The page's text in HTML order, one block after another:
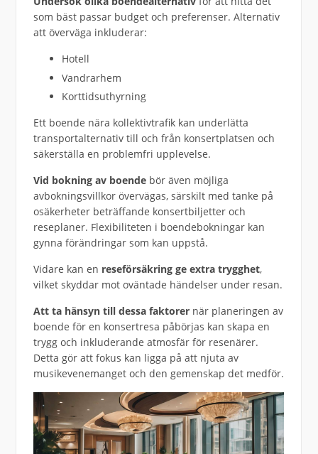
som bäst passar budget och preferenser. Alternativ
att överväga inkluderar:
Hotell
Vandrarhem
Korttidsuthyrning
Ett boende nära kollektivtrafik kan underlätta
transportalternativ till och från konsertplatsen och
säkerställa en problemfri upplevelse.
Vid bokning av boendebör även möjliga
avbokningsvillkor övervägas, särskilt med tanke på
osäkerheter beträffande konsertbiljetter och
reseplaner. Flexibiliteten i boendebokningar kan
gynna förändringar som kan uppstå.
Vidare kan en reseförsäkring ge extra trygghet,
vilket skyddar mot oväntade händelser under resan.
Att ta hänsyn till dessa faktorernär planeringen av
boende för en konsertresa påbörjas kan skapa en
trygg och inkluderande atmosfär för resenärer.
Detta gör att fokus kan ligga på att njuta av
musikevenemanget och den gemenskap det medför.